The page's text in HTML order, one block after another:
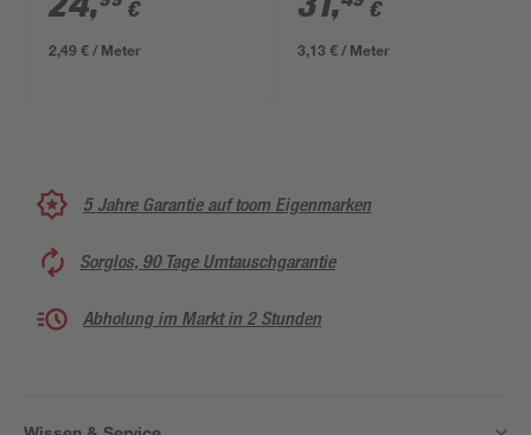
€
2,49 € / Meter
Ornament
beige/goldfarben 0,53
€
3,13 € / Meter
5 Jahre Garantie auf toom Eigenmarken
Sorglos, 90 Tage Umtauschgarantie
Abholung im Markt in 2 Stunden